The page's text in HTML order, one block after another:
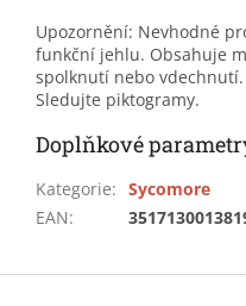
Upozornění: Nevhodné
funkční jehlu. Obsahuje
spolknutí nebo
Sledujte piktogramy.
Doplňkové
Kategorie: Sycomore
EAN:
Z